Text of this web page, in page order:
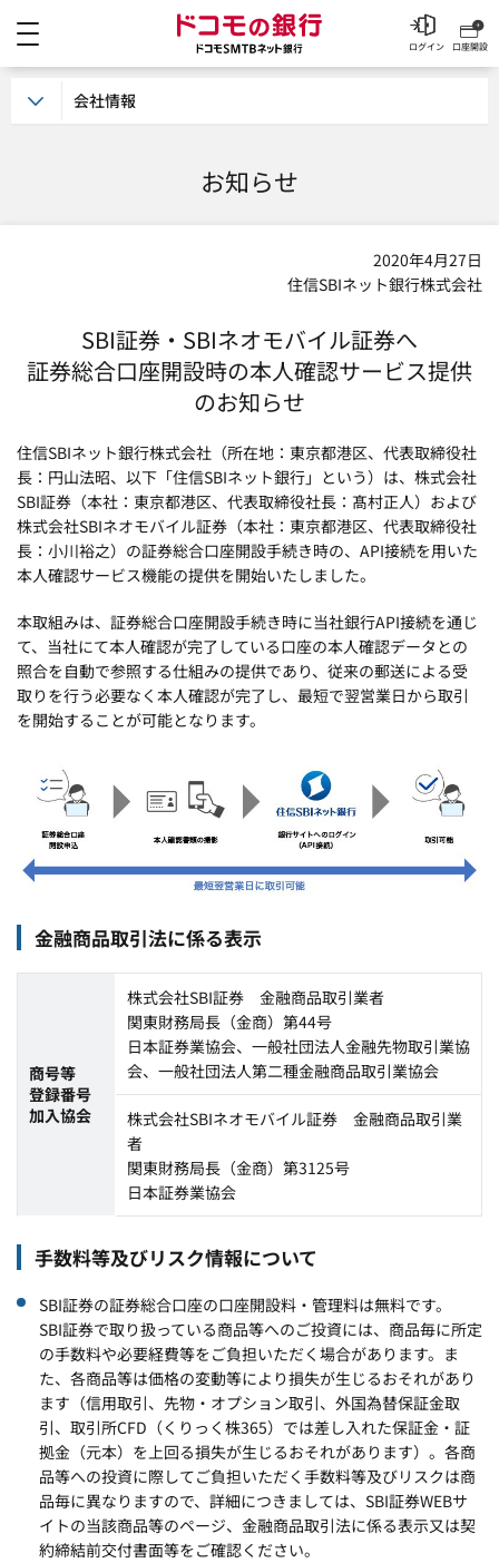
ドコモの銀行 ドコモ
口座開設
ログイン
お知らせ
2020年4月27日
住信SBIネット銀行株式会社
SBI証券・SBIネオモバイル証券へ
証券総合口座開設時の本人確認サービス提供
のお知らせ
住信SBIネット銀行株式会社（所在地：東京都港区、代表取締役社
長：円山法昭、以下「住信SBIネット銀行」という）は、株式会社
SBI証券（本社：東京都港区、代表取締役社長：髙村正人）および
株式会社SBIネオモバイル証券（本社：東京都港区、代表取締役社
長：小川裕之）の証券総合口座開設手続き時の、API接続を用いた
本人確認サービス機能の提供を開始いたしました。
本取組みは、証券総合口座開設手続き時に当社銀行API接続を通じ
て、当社にて本人確認が完了している口座の本人確認データとの
照合を自動で参照する仕組みの提供であり、従来の郵送による受
取りを行う必要なく本人確認が完了し、最短で翌営業日から取引
を開始することが可能となります。
金融商品取引法に係る表示
商号等
登録番号
加入協会
株式会社SBI証券 金融商品取引業者
関東財務局長（金商）第44号
日本証券業協会、一般社団法人金融先物取引業協
会、一般社団法人第二種金融商品取引業協会
株式会社SBIネオモバイル証券 金融商品取引業
者
関東財務局長（金商）第3125号
日本証券業協会
手数料等及びリスク情報について
SBI証券の証券総合口座の口座開設料・管理料は無料です。
SBI証券で取り扱っている商品等へのご投資には、商品毎に所定
の手数料や必要経費等をご負担いただく場合があります。ま
た、各商品等は価格の変動等により損失が生じるおそれがあり
ます（信用取引、先物・オプション取引、外国為替保証金取
引、取引所CFD（くりっく株365）では差し入れた保証金・証
拠金（元本）を上回る損失が生じるおそれがあります）。各商
品等への投資に際してご負担いただく手数料等及びリスクは商
品毎に異なりますので、詳細につきましては、SBI証券WEBサ
イトの当該商品等のページ、金融商品取引法に係る表示又は契
約締結前交付書面等をご確認ください。
会社情報